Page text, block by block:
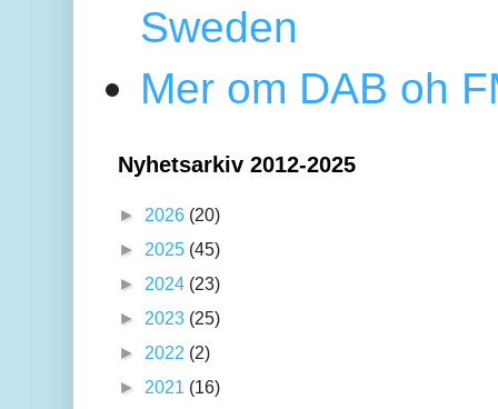
Sweden
Mer om DAB oh
Nyhetsarkiv 2012-2025
► 2026 (20)
► 2025 (45)
► 2024 (23)
► 2023 (25)
► 2022 (2)
► 2021 (16)